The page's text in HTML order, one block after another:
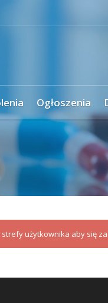
Ogłoszenia
użytkownika aby się